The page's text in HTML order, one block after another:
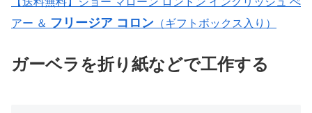
アー ＆ フリージア コロン （ギフトボックス入り）
ガーベラを折り紙などで工作する